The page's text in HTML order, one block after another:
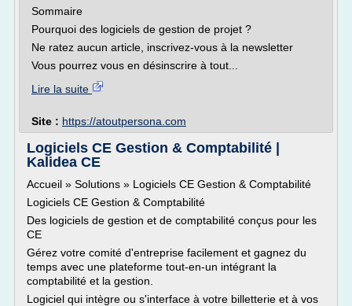
Sommaire
Pourquoi des logiciels de gestion de projet ?
Ne ratez aucun article, inscrivez-vous à la newsletter
Vous pourrez vous en désinscrire à tout...
Lire la suite
Site : https://atoutpersona.com
Logiciels CE Gestion & Comptabilité |
Kalidea CE
Accueil » Solutions » Logiciels CE Gestion & Comptabilité
Logiciels CE Gestion & Comptabilité
Des logiciels de gestion et de comptabilité conçus pour les
CE
Gérez votre comité d'entreprise facilement et gagnez du
temps avec une plateforme tout-en-un intégrant la
comptabilité et la gestion.
Logiciel qui intègre ou s'interface à votre billetterie et à vos